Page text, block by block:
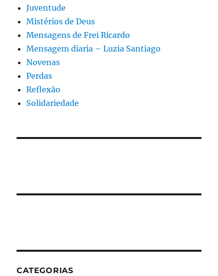
Juventude
Mistérios de Deus
Mensagens de Frei Ricardo
Mensagem diaria – Luzia Santiago
Novenas
Perdas
Reflexão
Solidariedade
CATEGORIAS